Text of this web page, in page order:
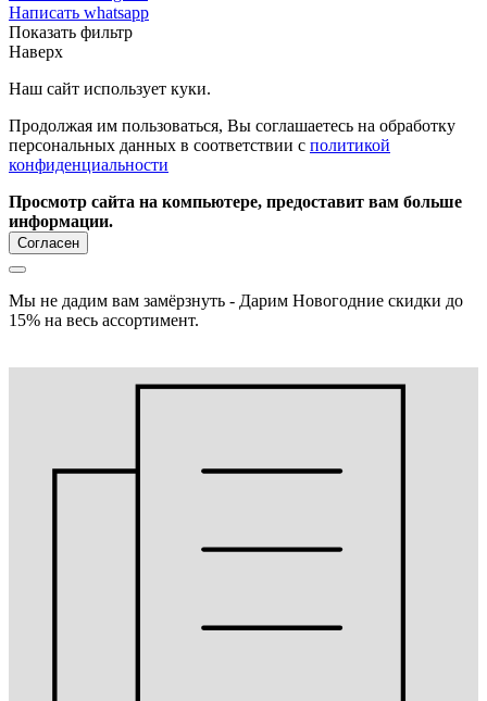
Написать whatsapp
Показать фильтр
Наверх
Наш сайт использует куки.
Продолжая им пользоваться, Вы соглашаетесь на обработку
персональных данных в соответствии с политикой
конфиденциальности
Просмотр сайта на компьютере, предоставит вам больше
информации.
Согласен
Мы не дадим вам замёрзнуть - Дарим Новогодние скидки до
15% на весь ассортимент.